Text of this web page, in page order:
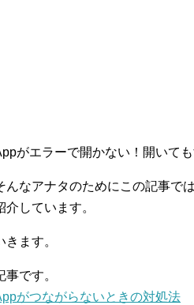
がエラーで開かない！開いても
んなアナタのためにこの記事で
しています。
ます。
です。
がつながらないときの対処法